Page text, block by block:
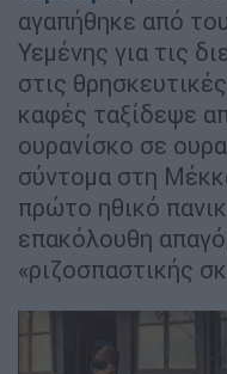
αγαπήθηκε από
Υεμένης για τις
στις
καφές ταξίδεψε
ουρανίσκο σε
σύντομα στη
πρώτο ηθικό
επακόλουθη
«ριζοσπαστικής